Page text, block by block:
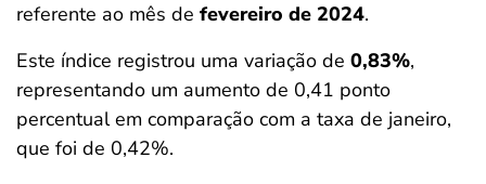
referente ao mês de fevereiro de 2024.
Este índice registrou uma variação de 0,83%,
representando um aumento de 0,41 ponto
percentual em comparação com a taxa de janeiro,
que foi de 0,42%.